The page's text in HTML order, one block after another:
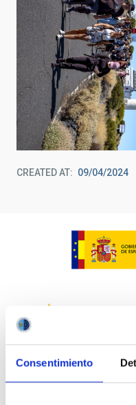
Consentimiento
CREATED AT 09/04/2024